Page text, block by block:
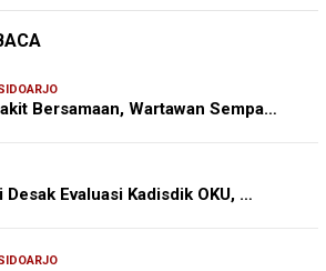
Bersamaan, Wartawan Sempa…
Desak Evaluasi Kadisdik OKU, …